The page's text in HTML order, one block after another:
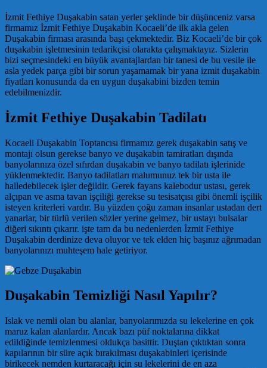
İzmit Fethiye Duşakabin satan yerler şeklinde bir düşünceniz varsa
firmamız İzmit Fethiye Duşakabin Kocaeli’de ilk akla gelen
Duşakabin firması arasında başı çekmektedir. Biz Kocaeli’de bir çok
duşakabin işletmesinin tedarikçisi olarakta çalışmaktayız. Sizlerin
bizi seçmesindeki en büyük avantajlardan bir tanesi de bu vesile ile
asla yedek parça gibi bir sorun yaşamamak bir yana izmit duşakabin
fiyatları konusunda da en uygun duşakabini bizden temin
edebilmenizdir.
İzmit Fethiye Duşakabin Tadilatı
Kocaeli Duşakabin Toptancısı firmamız gerek duşakabin satış ve
montajı olsun gerekse banyo ve duşakabin tamiratları dışında
banyolarınıza özel sıfırdan duşakabin ve banyo tadilatı işlerinide
yüklenmektedir. Banyo tadilatları malumunuz tek bir usta ile
halledebilecek işler değildir. Gerek fayans kalebodur ustası, gerek
alçıpan ve asma tavan işçiliği gerekse su tesisatçısı gibi önemli işçilik
isteyen kriterleri vardır. Bu yüzden çoğu zaman insanlar ustadan dert
yanarlar, bir türlü verilen sözler yerine gelmez, bir ustayı bulsalar
diğeri sıkıntı çıkarır. işte tam da bu nedenlerden İzmit Fethiye
Duşakabin derdinize deva oluyor ve tek elden hiç başınız ağrımadan
banyolarınızı muhteşem hale getiriyor.
Duşakabin Temizliği Nasıl Yapılır?
Islak ve nemli olan bu alanlar, banyolarımızda su lekelerine en çok
maruz kalan alanlardır. Ancak bazı püf noktalarına dikkat
edildiğinde temizlenmesi oldukça basittir. Duştan çıktıktan sonra
kapılarının bir süre açık bırakılması duşakabinleri içerisinde
birikecek nemden kurtaracağı için su lekelerini de en aza